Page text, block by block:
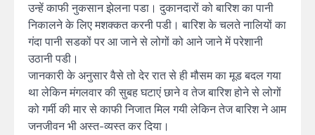
उन्हें काफी नुकसान झेलना पडा। दुकानदारों को बारिश का पानी
निकालने के लिए मशक्कत करनी पडी। बारिश के चलते नालियों का
गंदा पानी सडकों पर आ जाने से लोगों को आने जाने में परेशानी
उठानी पडी।
जानकारी के अनुसार वैसे तो देर रात से ही मौसम का मूड बदल गया
था लेकिन मंगलवार की सुबह घटाएं छाने व तेज बारिश होने से लोगों
को गर्मी की मार से काफी निजात मिल गयी लेकिन तेज बारिश ने आम
जनजीवन भी अस्त-व्यस्त कर दिया।